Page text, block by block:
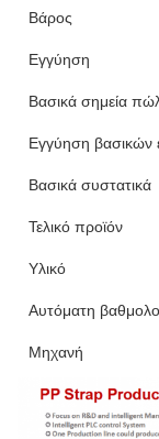
Βάρος
Εγγύηση
Βασικά σημεία
Εγγύηση βασικών
Βασικά συστατικά
Τελικό προϊόν
Υλικό
Αυτόματη
Μηχανή